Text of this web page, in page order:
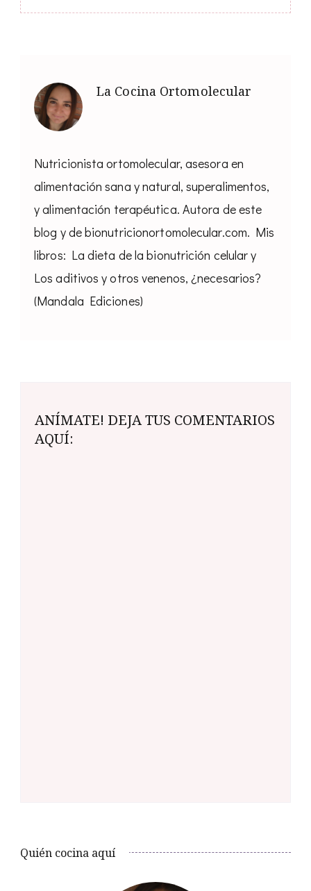
La Cocina Ortomolecular
Nutricionista ortomolecular, asesora en
alimentación sana y natural, superalimentos,
y alimentación terapéutica. Autora de este
blog y de bionutricionortomolecular.com. Mis
libros: La dieta de la bionutrición celular y
Los aditivos y otros venenos, ¿necesarios?
(Mandala Ediciones)
ANÍMATE! DEJA TUS COMENTARIOS
AQUÍ:
Quién cocina aquí